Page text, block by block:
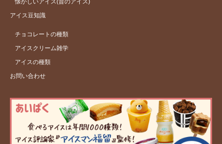
懐かしいアイス(昔のアイス)
アイス豆知識
チョコレートの種類
アイスクリーム雑学
アイスの種類
お問い合わせ